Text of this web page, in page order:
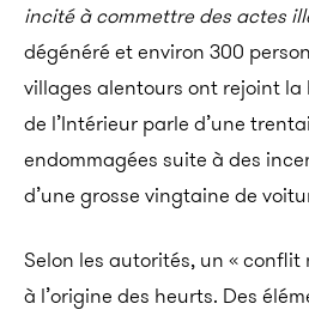
incité à commettre des actes
dégénéré et environ 300
villages alentours ont rejoint la
de l’Intérieur parle d’une
endommagées suite à des
d’une grosse vingtaine de
Selon les autorités, un «
à l’origine des heurts. Des